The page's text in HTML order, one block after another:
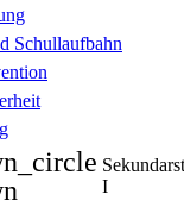
Schullaufbahn
I